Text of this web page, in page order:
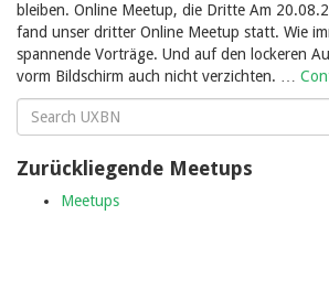
bleiben. Online Meetup, die Dritte Am
fand unser dritter Online Meetup statt. Wie
spannende Vorträge. Und auf den lockeren
vorm Bildschirm auch nicht verzichten. …
Search
for:
Zurückliegende Meetups
Meetups